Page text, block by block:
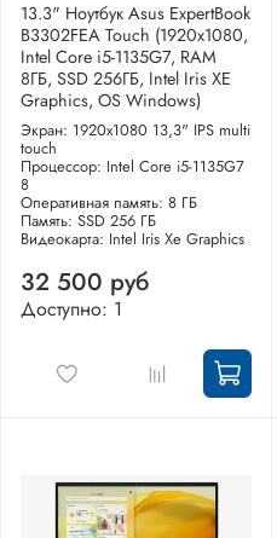
13.3" Ноутбук Asus ExpertBook
B3302FEA Touch (1920x1080,
Intel Core i5-1135G7, RAM
8ГБ, SSD 256ГБ, Intel Iris XE
Graphics, OS Windows)
Экран: 1920x1080 13,3" IPS multi
touch
Процессор: Intel Core i5-1135G7
8
Оперативная память: 8 ГБ
Память: SSD 256 ГБ
Видеокарта: Intel Iris Xe Graphics
32 500 руб
Доступно: 1